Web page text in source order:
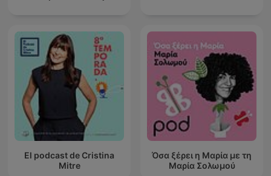
El podcast de Cristina
Mitre
Όσα ξέρει η Μαρία με τη
Μαρία Σολωμού